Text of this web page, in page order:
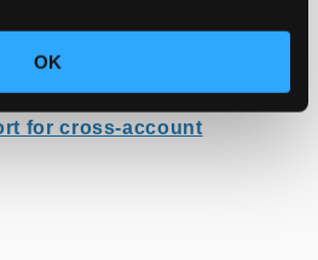
OK
Service for Prometheus
for cross-account